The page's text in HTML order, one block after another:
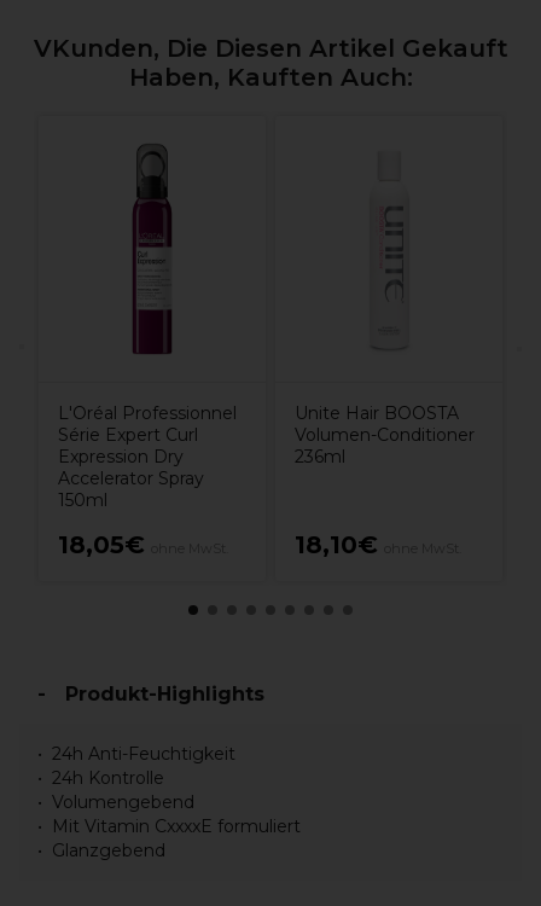
VKunden, Die Diesen Artikel Gekauft
Haben, Kauften Auch:
L'Oréal Professionnel
Série Expert Curl
Expression Dry
Accelerator Spray
150ml
18,05€
Unite Hair BOOSTA
Volumen-Conditioner
236ml
18,10€
Produkt-Highlights
24h Anti-Feuchtigkeit
24h Kontrolle
Volumengebend
Mit Vitamin CxxxxE formuliert
Glanzgebend